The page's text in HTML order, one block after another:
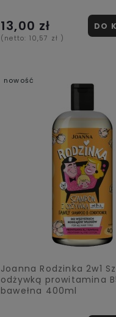
13,00 zł
(netto: 10,57 zł )
DO
Joanna Rodzinka 2w1
odżywką prowitamina
bawełna 400ml
nowość